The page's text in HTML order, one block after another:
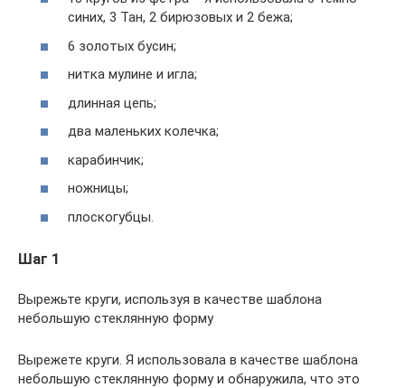
синих, 3 Тан, 2 бирюзовых и 2 бежа;
6 золотых бусин;
нитка мулине и игла;
длинная цепь;
два маленьких колечка;
карабинчик;
ножницы;
плоскогубцы.
Шаг 1
Вырежьте круги, используя в качестве шаблона
небольшую стеклянную форму
Вырежете круги. Я использовала в качестве шаблона
небольшую стеклянную форму и обнаружила, что это